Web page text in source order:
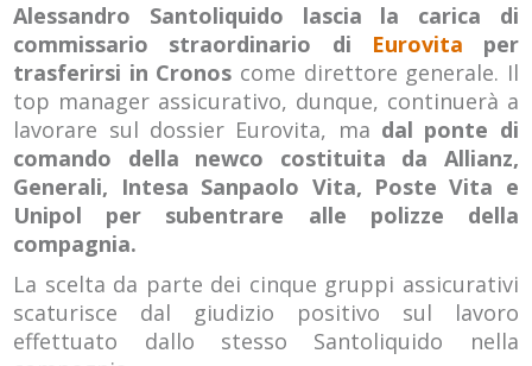
Alessandro Santoliquido lascia la carica di
commissario straordinario di Eurovita per
trasferirsi in Cronos come direttore generale. Il
top manager assicurativo, dunque, continuerà a
lavorare sul dossier Eurovita, ma dal ponte di
comando della newco costituita da Allianz,
Generali, Intesa Sanpaolo Vita, Poste Vita e
Unipol per subentrare alle polizze della
compagnia.
La scelta da parte dei cinque gruppi assicurativi
scaturisce dal giudizio positivo sul lavoro
effettuato dallo stesso Santoliquido nella